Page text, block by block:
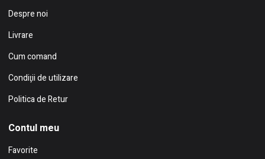
Despre noi
Livrare
Cum comand
Condiţii de utilizare
Politica de Retur
Contul meu
Favorite